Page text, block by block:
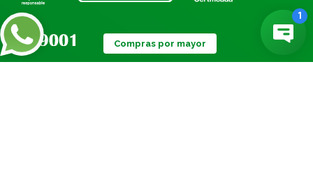
Compras por mayor